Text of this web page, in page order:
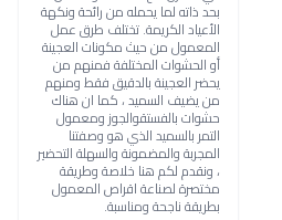
بحد ذاته لما يحمله من رائحة ونكهة
الأعياد الكريمة. تختلف طرق عمل
المعمول من حيث مكونات العجينة
أو الحشوات المختلفة فمنهم من
يحضر العجينة بالدقيق فقط ومنهم
من يضيف السميد ، كما ان هناك
حشوات بالفستقوالجوز ومعمول
التمر بالسميد الذي هو وصفتنا
المجربة والمضمونة والسهلة التحضير
، ونقدم لكم هنا خلاصة وطريقة
مختصرة لصناعة اقراص المعمول
بطريقة ناجحة ومناسبة.